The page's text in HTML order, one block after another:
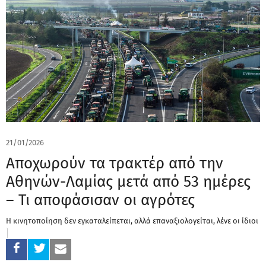
21/01/2026
Αποχωρούν τα τρακτέρ από την
Αθηνών-Λαμίας μετά από 53 ημέρες
– Τι αποφάσισαν οι αγρότες
Η κινητοποίηση δεν εγκαταλείπεται, αλλά επαναξιολογείται, λένε οι ίδιοι